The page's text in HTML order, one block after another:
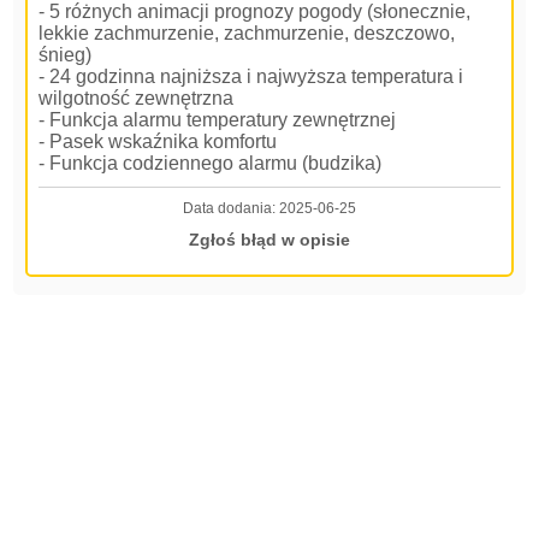
- 5 różnych animacji prognozy pogody (słonecznie,
lekkie zachmurzenie, zachmurzenie, deszczowo,
śnieg)
- 24 godzinna najniższa i najwyższa temperatura i
wilgotność zewnętrzna
- Funkcja alarmu temperatury zewnętrznej
- Pasek wskaźnika komfortu
- Funkcja codziennego alarmu (budzika)
Data dodania: 2025-06-25
Zgłoś błąd w opisie